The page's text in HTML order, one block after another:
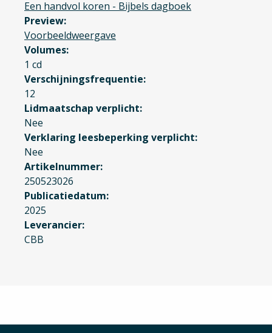
Een handvol koren - Bijbels dagboek
Preview
Voorbeeldweergave
Volumes
1 cd
Verschijningsfrequentie
12
Lidmaatschap verplicht
Nee
Verklaring leesbeperking verplicht
Nee
Artikelnummer
250523026
Publicatiedatum
2025
Leverancier
CBB